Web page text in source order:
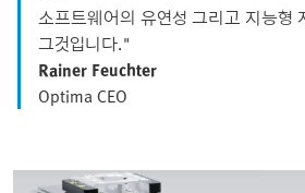
소프트웨어의 유연성 그리고 지능형
그것입니다."
Rainer Feuchter
Optima CEO